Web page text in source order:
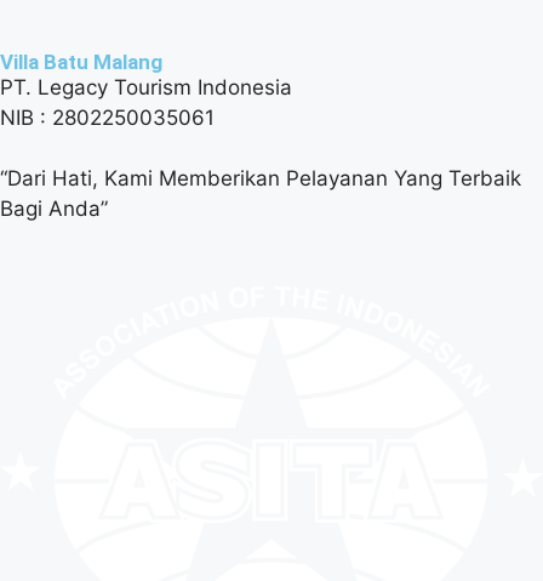
Villa Batu Malang
PT. Legacy Tourism Indonesia
NIB : 2802250035061
“Dari Hati, Kami Memberikan Pelayanan Yang Terbaik
Bagi Anda”